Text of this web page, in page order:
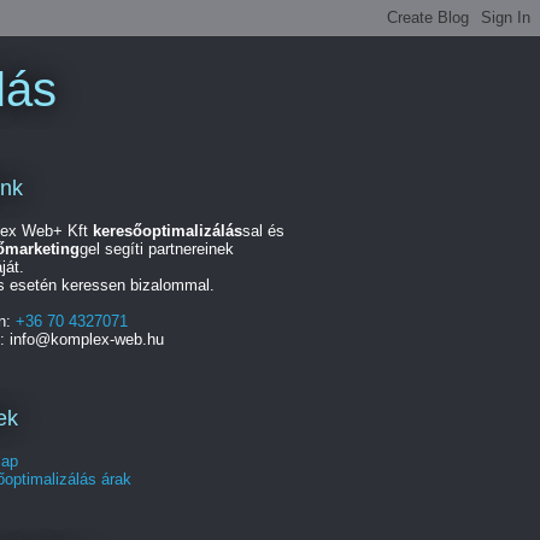
Web+ Kft keresőoptimalizálással és
gel segíti partnereinek
esetén keressen bizalommal.
+36 70 4327071
info@komplex-web.hu
árak